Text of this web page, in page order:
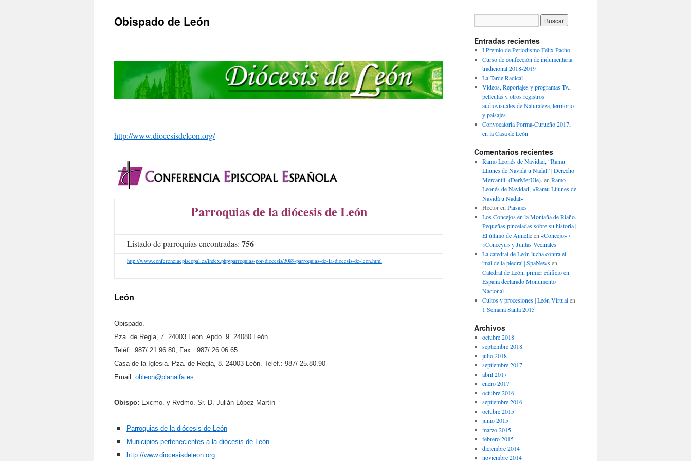
Obispado de León
http://www.diocesisdeleon.org/
Parroquias de la diócesis de León
Listado de parroquias encontradas: 756
http://www.conferenciaepiscopal.es/index.php/parroquias-por-diocesis/3089-parroquias-de-la-diocesis-de-leon.html
León
Obispado.
Pza. de Regla, 7. 24003 León. Apdo. 9. 24080 León.
Teléf.: 987/ 21.96.80; Fax.: 987/ 26.06.65
Casa de la Iglesia. Pza. de Regla, 8. 24003 León. Teléf.: 987/ 25.80.90
Email: obleon@planalfa.es
Obispo: Excmo. y Rvdmo. Sr. D. Julián López Martín
Parroquias de la diócesis de León
Municipios pertenecientes a la diócesis de León
http://www.diocesisdeleon.org
Entradas recientes
I Premio de Periodismo Félix Pacho
Curso de confección de indumentaria
tradicional 2018-2019
La Tarde Radical
Videos, Reportajes y programas Tv.,
películas y otros registros
audiovisuales de Naturaleza, territorio
y paisajes
Convocatoria Porma-Curueño 2017,
en la Casa de León
Comentarios recientes
Ramo Leonés de Navidad, “Ramu
Lliunes de Ñavidá u Nadal” | Derecho
Mercantil. (DerMerUle). en Ramo
Leonés de Navidad, «Ramu Lliunes de
Ñavidá u Nadal»
Hectoren Paisajes
Los Concejos en la Montaña de Riaño.
Pequeñas pinceladas sobre su historia |
El último de Ainielleen «Concejo» /
«Conceyu» y Juntas Vecinales
La catedral de León lucha contra el
'mal de la piedra' | SpaNewsen
Catedral de León, primer edificio en
España declarado Monumento
Nacional
Cultos y procesiones | León Virtualen
1 Semana Santa 2015
Archivos
octubre 2018
septiembre 2018
julio 2018
septiembre 2017
abril 2017
enero 2017
octubre 2016
septiembre 2016
octubre 2015
junio 2015
marzo 2015
febrero 2015
diciembre 2014
noviembre 2014